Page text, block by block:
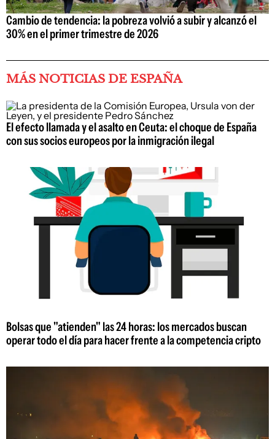
Cambio de tendencia: la pobreza volvió a subir y alcanzó el
30% en el primer trimestre de 2026
MÁS NOTICIAS DE ESPAÑA
El efecto llamada y el asalto en Ceuta: el choque de España
con sus socios europeos por la inmigración ilegal
Bolsas que "atienden" las 24 horas: los mercados buscan
operar todo el día para hacer frente a la competencia cripto